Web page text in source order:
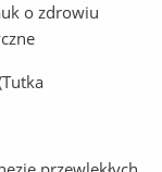
o zdrowiu